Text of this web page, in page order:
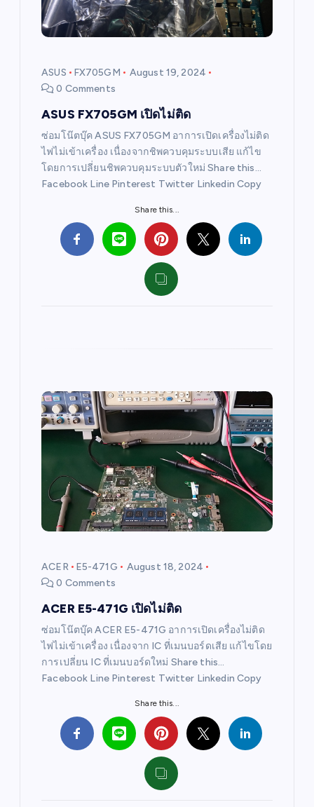
ASUS FX705GM
August 19, 2024
0 Comments
ASUS FX705GM เปิดไม่ติด
ซ่อมโน๊ตบุ๊ค ASUS FX705GM อาการเปิดเครื่องไม่ติด
ไฟไม่เข้าเครื่อง เนื่องจากชิพควบคุมระบบเสีย แก้ไข
โดยการเปลี่ยนชิพควบคุมระบบตัวใหม่ Share this…
Facebook Line Pinterest Twitter Linkedin Copy
Share this...
ACER E5-471G
August 18, 2024
0 Comments
ACER E5-471G เปิดไม่ติด
ซ่อมโน๊ตบุ๊ค ACER E5-471G อาการเปิดเครื่องไม่ติด
ไฟไม่เข้าเครื่อง เนื่องจาก IC ที่เมนบอร์ดเสีย แก้ไขโดย
การเปลี่ยน IC ที่เมนบอร์ดใหม่ Share this…
Facebook Line Pinterest Twitter Linkedin Copy
Share this...